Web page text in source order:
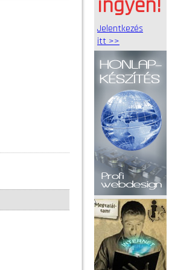
ingyen!
Jelentkezés
itt >>